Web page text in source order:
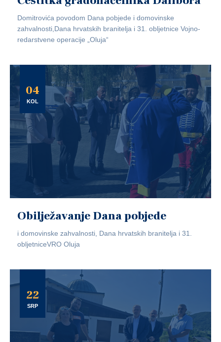
Domitrovića povodom Dana pobjede i domovinske
zahvalnosti,Dana hrvatskih branitelja i 31. obljetnice Vojno-
redarstvene operacije „Oluja“
04
KOL
Obilježavanje Dana pobjede
i domovinske zahvalnosti, Dana hrvatskih branitelja i 31.
obljetniceVRO Oluja
22
SRP